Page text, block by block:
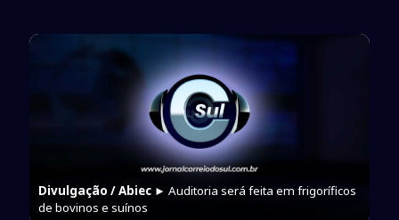
Divulgação / Abiec► Auditoria será feita em frigoríficos
de bovinos e suínos